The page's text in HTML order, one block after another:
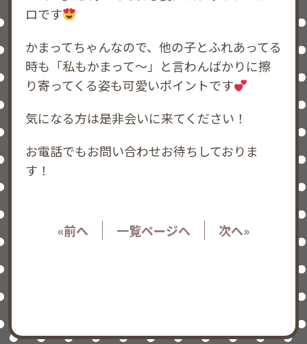
ロです
かまってちゃんなので、他の子とふれあってる
時も「私もかまって〜」と言わんばかりに擦
り寄ってくる姿も可愛いポイントです
気になる方は是非会いに来てください！
お電話でもお問い合わせお待ちしておりま
す！
«前へ 一覧ページへ 次へ»